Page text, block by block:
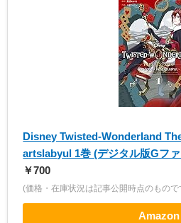
Disney Twisted-Wonderland
artslabyul 1巻 (デジタル版Gフ
￥700
(価格・在庫状況は記事公開時点のもので
Amazon